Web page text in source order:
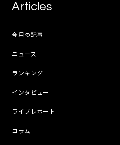
Articles
今月の記事
ニュース
ランキング
インタビュー
ライブレポート
コラム